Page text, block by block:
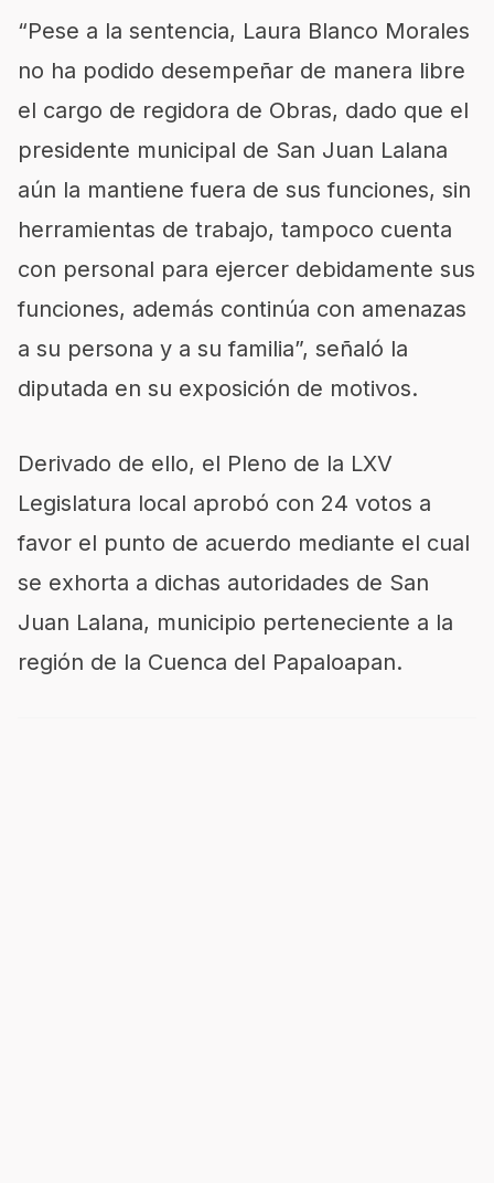
“Pese a la sentencia, Laura Blanco Morales
no ha podido desempeñar de manera libre
el cargo de regidora de Obras, dado que el
presidente municipal de San Juan Lalana
aún la mantiene fuera de sus funciones, sin
herramientas de trabajo, tampoco cuenta
con personal para ejercer debidamente sus
funciones, además continúa con amenazas
a su persona y a su familia”, señaló la
diputada en su exposición de motivos.
Derivado de ello, el Pleno de la LXV
Legislatura local aprobó con 24 votos a
favor el punto de acuerdo mediante el cual
se exhorta a dichas autoridades de San
Juan Lalana, municipio perteneciente a la
región de la Cuenca del Papaloapan.